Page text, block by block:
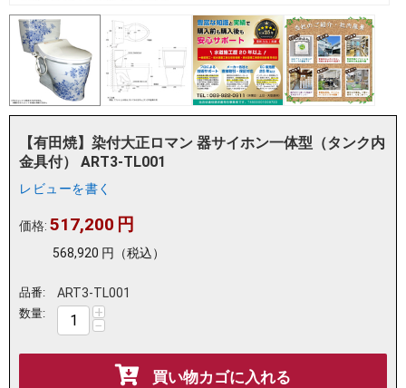
【有田焼】染付大正ロマン 器サイホン一体型（タンク内
金具付） ART3-TL001
レビューを書く
価格: 517,200 円
568,920 円 （税込）
品番: ART3-TL001
数量: +
−
買い物カゴに入れる